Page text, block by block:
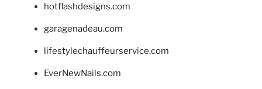
hotflashdesigns.com
garagenadeau.com
lifestylechauffeurservice.com
EverNewNails.com